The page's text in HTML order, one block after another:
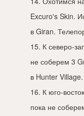
Excuro's Skin.
в Giran.
15. К северо-
не соберем 3
в Hunter Village.
16. К юго-
пока не